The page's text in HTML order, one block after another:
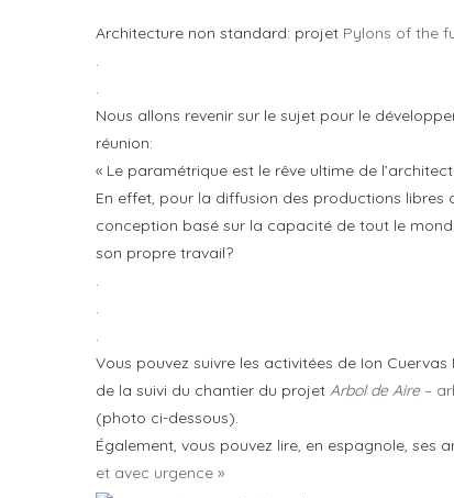
Architecture non standard: projet Pylons of the
Nous allons revenir sur le sujet pour le
réunion:
« Le paramétrique est le rêve ultime de
En effet, pour la diffusion des productions libres
conception basé sur la capacité de tout le
son propre travail?
Vous pouvez suivre les activitées de Ion Cuervas
de la suivi du chantier du projet Arbol de Aire –
(photo ci-dessous).
Également, vous pouvez lire, en espagnole, ses
et avec urgence »